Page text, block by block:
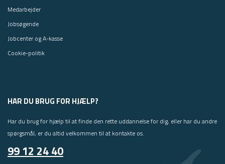
Medarbejder
Jobsøgende
Jobcenter og A-kasse
Cookie-politik
HAR DU BRUG FOR HJÆLP?
Har du brug for hjælp til at finde den rette uddannelse for dig, eller har du andre
spørgsmål, er du altid velkommen til at kontakte os.
99 12 24 40